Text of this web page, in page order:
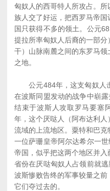
匈奴人的西哥特人所攻占。
族人交了好运，把西罗马帝
国只获得不多的领土。公元
提拉所率匈奴人后裔的一部
干）山脉南麓之间的东罗马
之地。
公元484年，这支匈奴人击
在波斯同盟发动的战争中崭
结束于波斯人攻取罗马要塞
年，这个厌哒人（阿布达利
流域的上流地区。粟特和巴
一位萨珊皇帝阿尔达希尔一
帝国，似乎把这两个地区并
省份在厌哒匈奴人占领前就
波斯惨败告终的军事较量之
它们夺过去的。